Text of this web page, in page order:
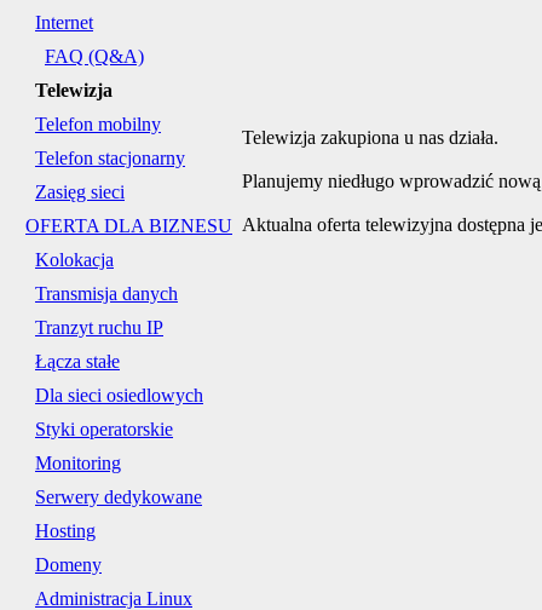
Internet
FAQ (Q&A)
Telewizja
Telefon mobilny
Telefon stacjonarny
Zasięg sieci
OFERTA DLA BIZNESU
Kolokacja
Transmisja danych
Tranzyt ruchu IP
Łącza stałe
Dla sieci osiedlowych
Styki operatorskie
Monitoring
Serwery dedykowane
Hosting
Domeny
Administracja Linux
Telewizja zakupiona u nas działa.
Planujemy niedługo wprowadzić
Aktualna oferta telewizyjna dostępna